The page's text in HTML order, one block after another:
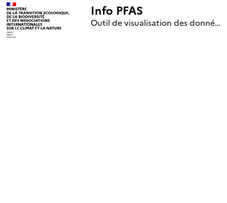
Info PFAS
Outil de visualisation des données nationales de surveillance des substances PFAS (mise à jour le 1er jour de chaque mois)
+
–